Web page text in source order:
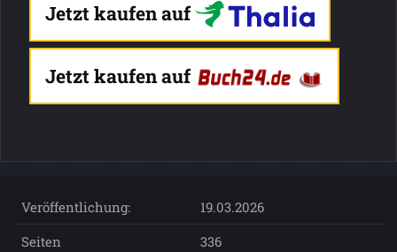
Jetzt kaufen auf
Jetzt kaufen auf
Veröffentlichung:
19.03.2026
Seiten
336